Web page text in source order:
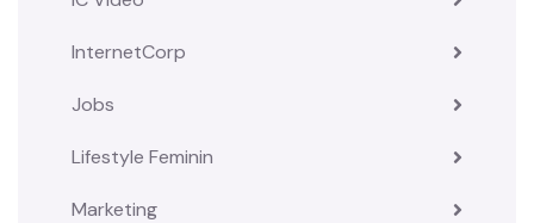
InternetCorp
Jobs
Lifestyle Feminin
Marketing